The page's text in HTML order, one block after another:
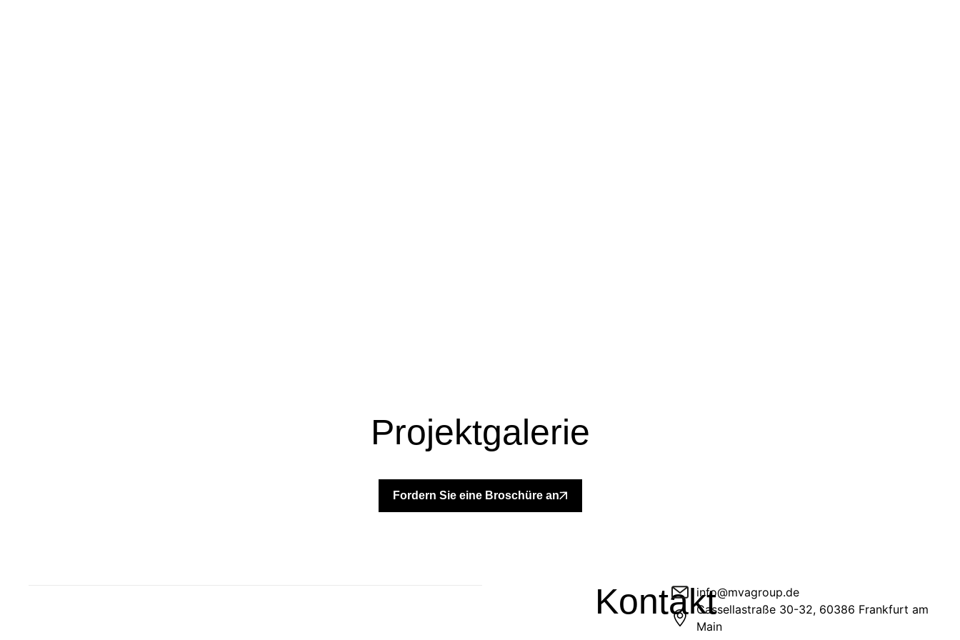
Projektgalerie
+
+
+
Fordern Sie eine Broschüre an
Kontaktinfo@mvagroup.de
Cassellastraße 30-32, 60386 Frankfurt am
Main